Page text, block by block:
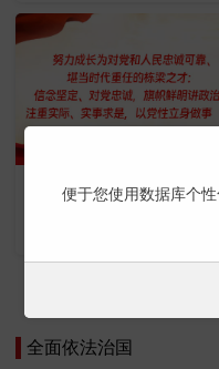
努力成长为对党和人民忠
可靠、堪当时代重任的栋
更多
全面依法治国
便于您使用数据库个